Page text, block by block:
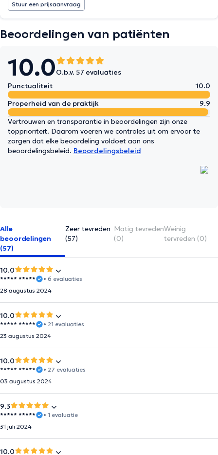
Stuur een prijsaanvraag
Beoordelingen van patiënten
10.0O.b.v. 57 evaluaties
Punctualiteit
10.0
Properheid van de praktijk
9.9
Vertrouwen en transparantie in beoordelingen zijn onze
topprioriteit. Daarom voeren we controles uit om ervoor te
zorgen dat elke beoordeling voldoet aan ons
beoordelingsbeleid. Beoordelingsbeleid
Alle
beoordelingen
(57)
Zeer tevreden
(57)
Matig tevreden
(0)
Weinig
tervreden (0)
10.0
***** *****
• 6 evaluaties
28 augustus 2024
10.0
***** *****
• 21 evaluaties
23 augustus 2024
10.0
***** *****
• 27 evaluaties
03 augustus 2024
9.3
***** *****
• 1 evaluatie
31 juli 2024
10.0